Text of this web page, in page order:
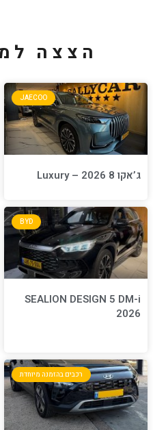
נוסף
ג’אקו 7 פרימיום 2026
BYD
BENZ
MERCEDES CLE180
SPORT AMG LINE
BENZ